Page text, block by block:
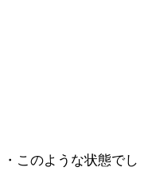
このような状態でし